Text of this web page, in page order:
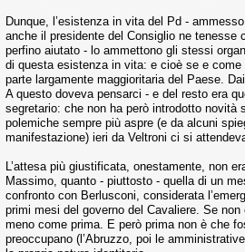
Dunque, l’esistenza in vita del Pd -
anche il presidente del Consiglio ne tenesse
perfino aiutato - lo ammettono gli stessi
di questa esistenza in vita: e cioè se e come
parte largamente maggioritaria del Paese.
A questo doveva pensarci - e del resto era
segretario: che non ha però introdotto
polemiche sempre più aspre (e da alcuni
manifestazione) ieri da Veltroni ci si
L’attesa più giustificata, onestamente, non
Massimo, quanto - piuttosto - quella di un
confronto con Berlusconi, considerata
primi mesi del governo del Cavaliere. Se
meno come prima. E però prima non è che
preoccupano (l’Abruzzo, poi le